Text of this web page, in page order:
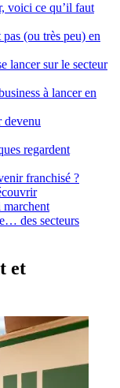
voici ce qu’il faut
(ou très peu) en
lancer sur le secteur
à lancer en
devenu
regardent
franchisé ?
marchent
des secteurs
et